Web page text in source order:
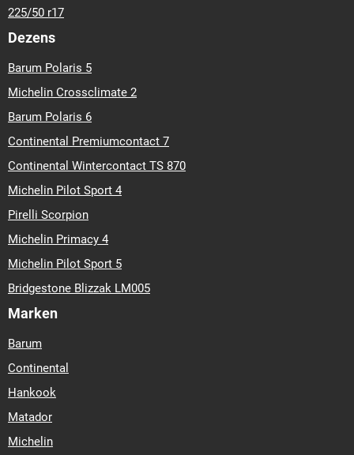
225/50 r17
Dezens
Barum Polaris 5
Michelin Crossclimate 2
Barum Polaris 6
Continental Premiumcontact 7
Continental Wintercontact TS 870
Michelin Pilot Sport 4
Pirelli Scorpion
Michelin Primacy 4
Michelin Pilot Sport 5
Bridgestone Blizzak LM005
Marken
Barum
Continental
Hankook
Matador
Michelin